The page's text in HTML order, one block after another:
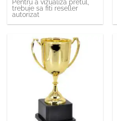
Pentru a vizualiza pretul,
trebuie sa fiti reseller
autorizat